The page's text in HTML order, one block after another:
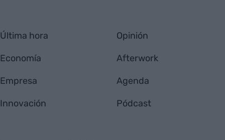
Última hora
Economía
Empresa
Innovación
Opinión
Afterwork
Agenda
Pódcast